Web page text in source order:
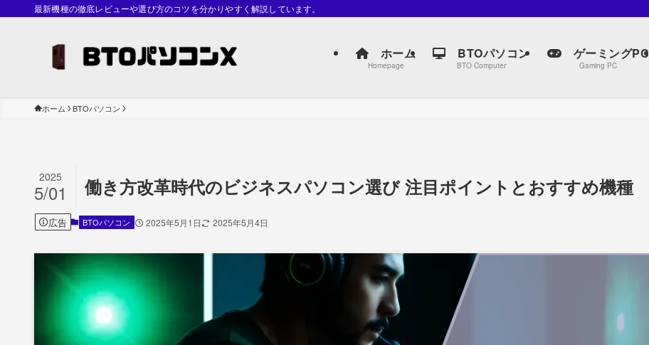
最新機種の徹底レビューや選び方のコツを分かりやすく解説しています。
ホーム
Homepage
BTOパソコン
BTO Computer
ゲーミングPC
Gaming PC
ホーム BTOパソコン
働き方改革時代のビジネスパソコン選び 注目ポイントとおすすめ機種
2025
5/01
広告 BTOパソコン 2025年5月1日 2025年5月4日